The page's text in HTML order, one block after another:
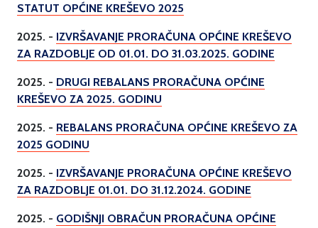
STATUT OPĆINE KREŠEVO 2025
2025. - IZVRŠAVANJE PRORAČUNA OPĆINE KREŠEVO
ZA RAZDOBLJE OD 01.01. DO 31.03.2025. GODINE
2025. - DRUGI REBALANS PRORAČUNA OPĆINE
KREŠEVO ZA 2025. GODINU
2025. - REBALANS PRORAČUNA OPĆINE KREŠEVO ZA
2025 GODINU
2025. - IZVRŠAVANJE PRORAČUNA OPĆINE KREŠEVO
ZA RAZDOBLJE 01.01. DO 31.12.2024. GODINE
2025. - GODIŠNJI OBRAČUN PRORAČUNA OPĆINE